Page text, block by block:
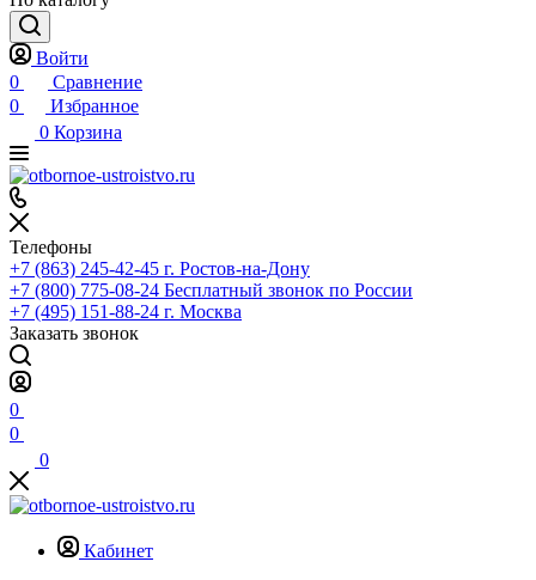
Войти
0
Сравнение
0
Избранное
0 Корзина
Телефоны
+7 (863) 245-42-45 г. Ростов-на-Дону
+7 (800) 775-08-24 Бесплатный звонок по России
+7 (495) 151-88-24 г. Москва
Заказать звонок
0
0
0
Кабинет